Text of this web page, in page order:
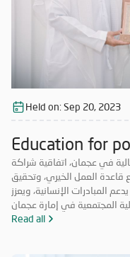
Held on:Sep 20, 2023
Education for
في عجمان، اتفاقية شراكة
العمل الخيري، وتحقيق
المبادرات الإنسانية، ويعزز
Read all